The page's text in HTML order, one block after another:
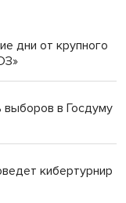
дни от крупного
выборов в Госдуму
кибертурнир